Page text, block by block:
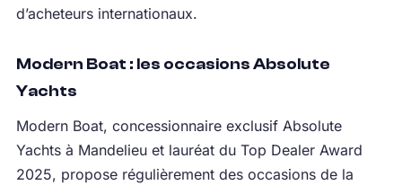
d’acheteurs internationaux.
Modern Boat : les occasions Absolute
Yachts
Modern Boat, concessionnaire exclusif Absolute
Yachts à Mandelieu et lauréat du Top Dealer Award
2025, propose régulièrement des occasions de la